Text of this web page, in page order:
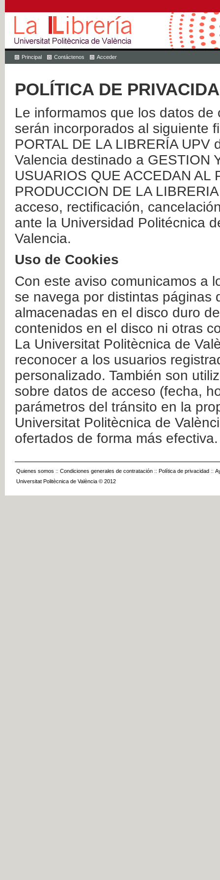
Principal Contáctenos Acceder
POLÍTICA DE
Le informamos que los datos
serán incorporados al siguiente
PORTAL DE LA LIBRERÍA
Valencia destinado a GESTION
USUARIOS QUE ACCEDAN AL
PRODUCCION DE LA
acceso, rectificación,
ante la Universidad Politécnica
Valencia.
Uso de Cookies
Con este aviso comunicamos a
se navega por distintas páginas
almacenadas en el disco duro
contenidos en el disco ni otras
La Universitat Politècnica de
reconocer a los usuarios
personalizado. También son
sobre datos de acceso (fecha,
parámetros del tránsito en la
Universitat Politècnica de
ofertados de forma más efectiva.
Quienes somos :: Condiciones generales de contratación :: Política de privacidad ::
Universitat Politècnica de València © 2012